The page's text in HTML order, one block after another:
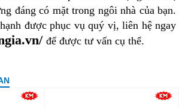
đáng có mặt trong ngôi nhà của bạn.
được phục vụ quý vị, liên hệ ngay
để được tư vấn cụ thể.